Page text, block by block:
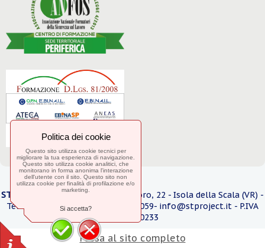
ST Pro
- Via Caduti sul Lavoro, 22 - Isola della Scala (VR) -
Telefono 045 6630964 / 3270664059- info@stproject.it - P.IVA
05057830233
Passa al sito completo
Politica dei cookie
Questo sito utilizza cookie tecnici per
migliorare la tua esperienza di navigazione.
Questo sito utilizza cookie analitici, che
monitorano in forma anonima l'interazione
dell'utente con il sito. Questo sito non
utilizza cookie per finalità di profilazione e/o
marketing.
Si accetta?